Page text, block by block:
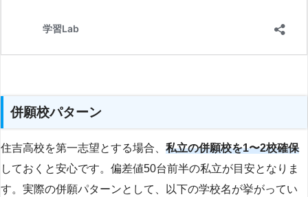
併願校パターン
住吉高校を第一志望とする場合、 私立の併願校を1〜2校確保
しておくと安心です。偏差値50台前半の私立が目安となりま
す。実際の併願パターンとして、以下の学校名が挙がってい